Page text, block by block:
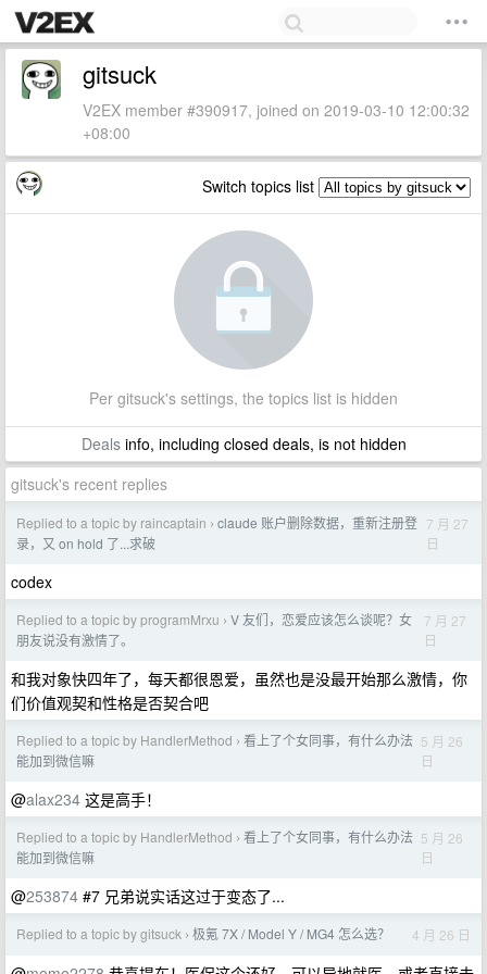
gitsuck
V2EX member #390917, joined on 2019-03-10 12:00:32
+08:00
Switch topics list
Per gitsuck's settings, the topics list is hidden
Dealsinfo, including closed deals, is not hidden
gitsuck's recent replies
Replied to a topic by raincaptain › claude 账户删除数据，重新注册登
录，又 on hold 了...求破
7 月 27
日
codex
Replied to a topic by programMrxu › V 友们，恋爱应该怎么谈呢？女
朋友说没有激情了。
7 月 27
日
和我对象快四年了，每天都很恩爱，虽然也是没最开始那么激情，你
们价值观契和性格是否契合吧
Replied to a topic by HandlerMethod › 看上了个女同事，有什么办法
能加到微信嘛
5 月 26
日
@alax234 这是高手！
Replied to a topic by HandlerMethod › 看上了个女同事，有什么办法
能加到微信嘛
5 月 26
日
@253874 #7 兄弟说实话这过于变态了...
Replied to a topic by gitsuck › 极氪 7X / Model Y / MG4 怎么选？ 4 月 26 日